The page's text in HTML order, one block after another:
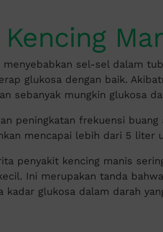
sel-sel dalam
glukosa dengan baik.
sebanyak mungkin glukosa
peningkatan frekuensi buang
mencapai lebih dari 5 liter
penyakit kencing manis
Ini merupakan tanda
kadar glukosa dalam darah